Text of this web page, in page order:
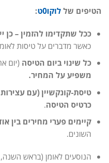
הטיפים שללוקו0ט :
ככל שתקדימו להזמין – כן
כאשר מדברים על טיסות
כל שינוי ביום הטיסה (יום
משפיע על המחיר.
טיסת-קונקשיין (עם
כרטיס הטיסה.
קיימים פערי מחירים בין
השונים.
הנוסעים לאומן (בראש